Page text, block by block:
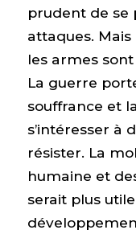
prudent de se
attaques.
les armes
La guerre
souffrance et
s’intéresser à
résister. La
humaine et
serait plus